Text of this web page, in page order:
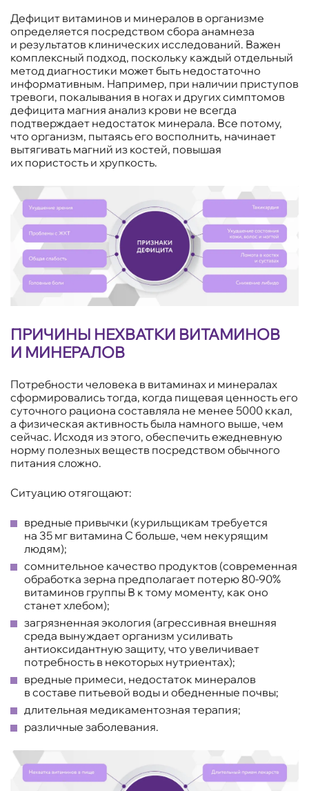
Дефицит витаминов и минералов в организме
определяется посредством сбора анамнеза
и результатов клинических исследований. Важен
комплексный подход, поскольку каждый отдельный
метод диагностики может быть недостаточно
информативным. Например, при наличии приступов
тревоги, покалывания в ногах и других симптомов
дефицита магния анализ крови не всегда
подтверждает недостаток минерала. Все потому,
что организм, пытаясь его восполнить, начинает
вытягивать магний из костей, повышая
их пористость и хрупкость.
ПРИЧИНЫ НЕХВАТКИ ВИТАМИНОВ
И МИНЕРАЛОВ
Потребности человека в витаминах и минералах
сформировались тогда, когда пищевая ценность его
суточного рациона составляла не менее 5000 ккал,
а физическая активность была намного выше, чем
сейчас. Исходя из этого, обеспечить ежедневную
норму полезных веществ посредством обычного
питания сложно.
Ситуацию отягощают:
вредные привычки (курильщикам требуется
на 35 мг витамина С больше, чем некурящим
людям);
сомнительное качество продуктов (современная
обработка зерна предполагает потерю 80-90%
витаминов группы В к тому моменту, как оно
станет хлебом);
загрязненная экология (агрессивная внешняя
среда вынуждает организм усиливать
антиоксидантную защиту, что увеличивает
потребность в некоторых нутриентах);
вредные примеси, недостаток минералов
в составе питьевой воды и обедненные почвы;
длительная медикаментозная терапия;
различные заболевания.